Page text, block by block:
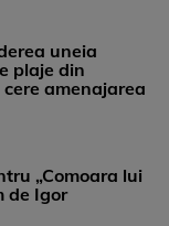
uneia
plaje din
amenajarea
„Comoara lui
de Igor